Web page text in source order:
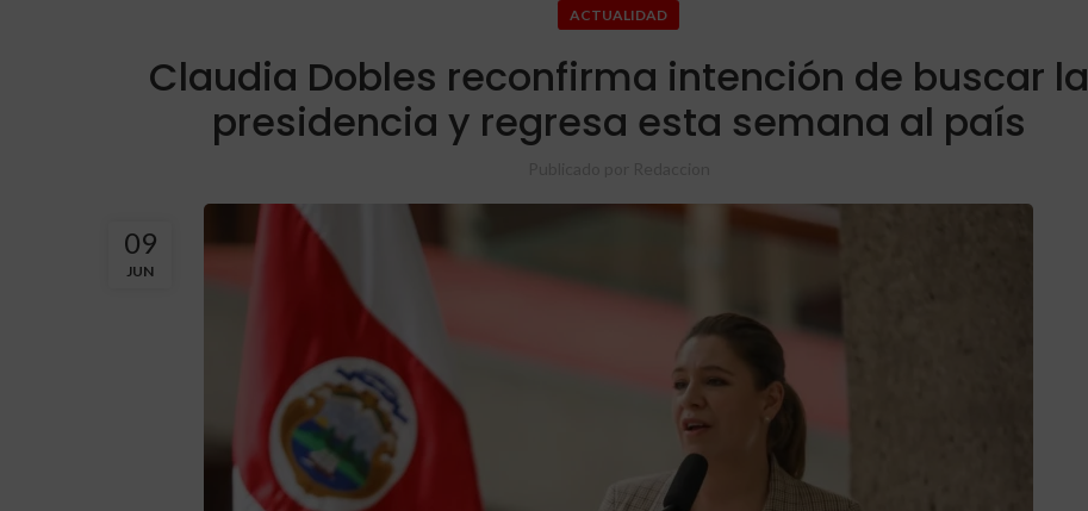
ACTUALIDAD
Claudia Dobles reconfirma intención de buscar la
presidencia y regresa esta semana al país
09
JUN